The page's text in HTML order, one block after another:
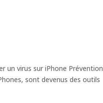
un virus sur iPhone Prévention
sont devenus des outils